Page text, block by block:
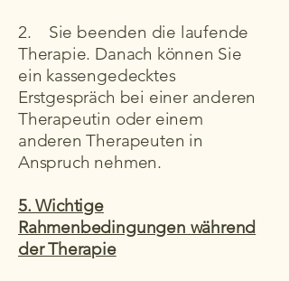
2. Sie beenden die laufende
Therapie. Danach können Sie
ein kassengedecktes
Erstgespräch bei einer anderen
Therapeutin oder einem
anderen Therapeuten in
Anspruch nehmen.
5. Wichtige
Rahmenbedingungen während
der Therapie